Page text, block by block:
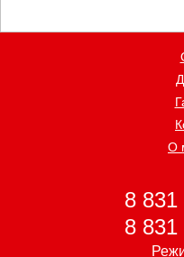
О
8 831
8 831